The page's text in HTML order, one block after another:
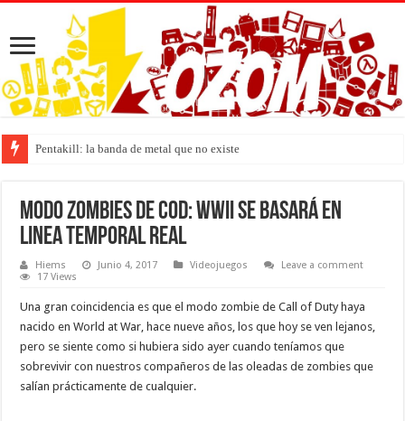
Pentakill: la banda de metal que no existe
Modo zombies de CoD: WWII se basará en
linea temporal real
Hiems Junio 4, 2017 Videojuegos
Leave a comment
17 Views
Una gran coincidencia es que el modo zombie de Call of Duty haya
nacido en World at War, hace nueve años, los que hoy se ven lejanos,
pero se siente como si hubiera sido ayer cuando teníamos que
sobrevivir con nuestros compañeros de las oleadas de zombies que
salían prácticamente de cualquier.